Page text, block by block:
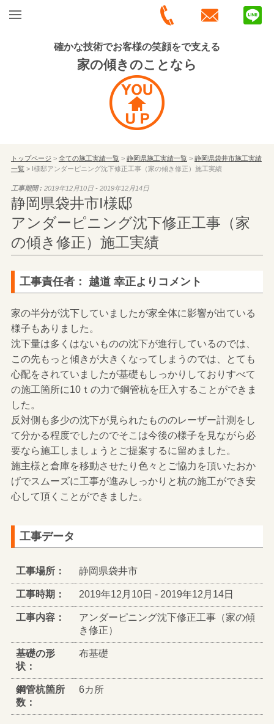
確かな技術でお客様の笑顔をで支える
家の傾きのことなら
トップページ > 全ての施工実績一覧> 静岡県施工実績一覧> 静岡県袋井市施工実績
一覧> I様邸アンダーピニング沈下修正工事（家の傾き修正）施工実績
工事期間 : 2019年12月10日 - 2019年12月14日
静岡県袋井市I様邸
アンダーピニング沈下修正工事（家
の傾き修正）施工実績
工事責任者： 越道 幸正よりコメント
家の半分が沈下していましたが家全体に影響が出ている
様子もありました。
沈下量は多くはないものの沈下が進行しているのでは、
この先もっと傾きが大きくなってしまうのでは、とても
心配をされていましたが基礎もしっかりしておりすべて
の施工箇所に10ｔの力で鋼管杭を圧入することができま
した。
反対側も多少の沈下が見られたもののレーザー計測をし
て分かる程度でしたのでそこは今後の様子を見ながら必
要なら施工しましょうとご提案するに留めました。
施主様と倉庫を移動させたり色々とご協力を頂いたおか
げでスムーズに工事が進みしっかりと杭の施工ができ安
心して頂くことができました。
工事データ
工事場所： 静岡県袋井市
工事時期： 2019年12月10日 - 2019年12月14日
工事内容：
アンダーピニング沈下修正工事（家の傾
き修正）
基礎の形
状：
布基礎
鋼管杭箇所
数：
6カ所